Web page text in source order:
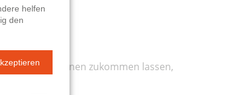
Informationen zukommen lassen,
werden.
helfen
den